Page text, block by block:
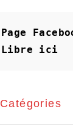
Page
Libre
ici
Catégories